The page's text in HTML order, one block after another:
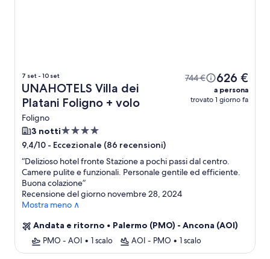
7 set - 10 set
UNAHOTELS Villa dei
Platani Foligno + volo
Foligno
744 € 626 €
a persona
trovato 1 giorno fa
3 nottiStruttura
a
4.0
stelle
9,4/10 - Eccezionale (86 recensioni)
“Delizioso hotel fronte Stazione a pochi passi dal centro.
Camere pulite e funzionali. Personale gentile ed efficiente.
Buona colazione”
Recensione del giorno novembre 28, 2024
Mostra meno ∧
Andata e ritorno • Palermo (PMO) - Ancona (AOI)
PMO - AOI • 1 scalo AOI - PMO • 1 scalo